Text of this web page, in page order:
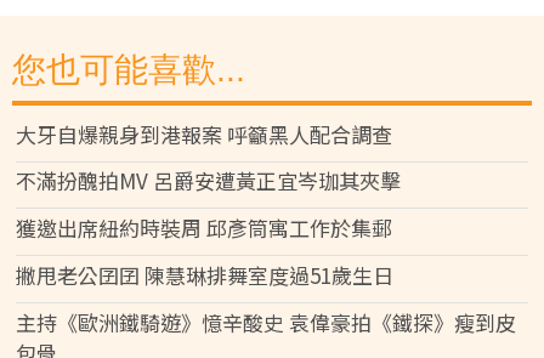
您也可能喜歡...
大牙自爆親身到港報案 呼籲黑人配合調查
不滿扮醜拍MV 呂爵安遭黃正宜岑珈其夾擊
獲邀出席紐約時裝周 邱彥筒寓工作於集郵
撇甩老公囝囝 陳慧琳排舞室度過51歲生日
主持《歐洲鐵騎遊》憶辛酸史 袁偉豪拍《鐵探》瘦到皮